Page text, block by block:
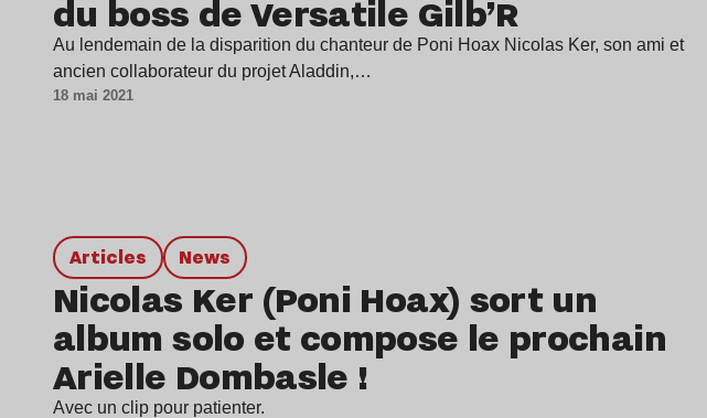
du boss de Versatile Gilb’R
Au lendemain de la disparition du chanteur de Poni Hoax Nicolas Ker, son ami et
ancien collaborateur du projet Aladdin,…
18 mai 2021
Articles news
Nicolas Ker (Poni Hoax) sort un
album solo et compose le prochain
Arielle Dombasle !
Avec un clip pour patienter.